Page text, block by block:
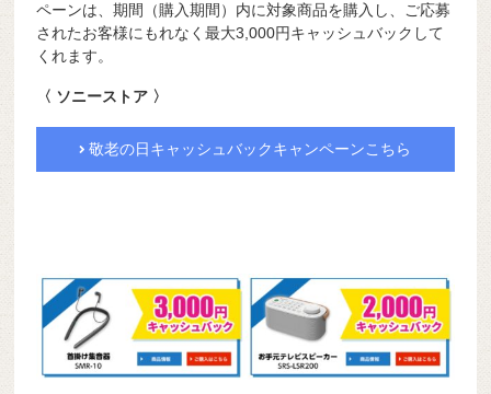
ペーンは、期間（購入期間）内に対象商品を購入し、ご応募
されたお客様にもれなく最大3,000円キャッシュバックして
くれます。
〈 ソニーストア 〉
敬老の日キャッシュバックキャンペーンこちら